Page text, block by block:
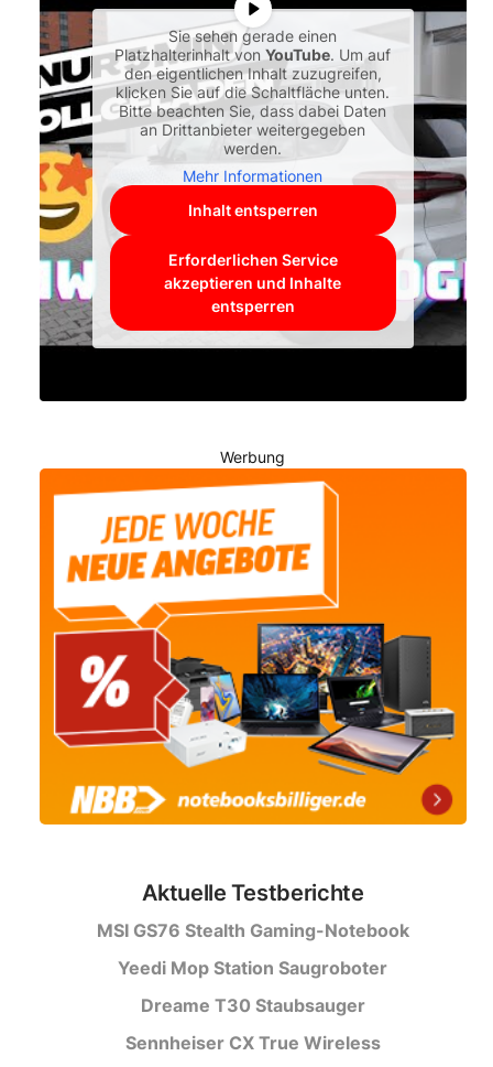
Sie sehen gerade einen
Platzhalterinhalt vonYouTube. Um auf
den eigentlichen Inhalt zuzugreifen,
klicken Sie auf die Schaltfläche unten.
Bitte beachten Sie, dass dabei Daten
an Drittanbieter weitergegeben
werden.
Mehr Informationen
Inhalt entsperren
Erforderlichen Service
akzeptieren und Inhalte
entsperren
Werbung
Aktuelle Testberichte
MSI GS76 Stealth Gaming-Notebook
Yeedi Mop Station Saugroboter
Dreame T30 Staubsauger
Sennheiser CX True Wireless